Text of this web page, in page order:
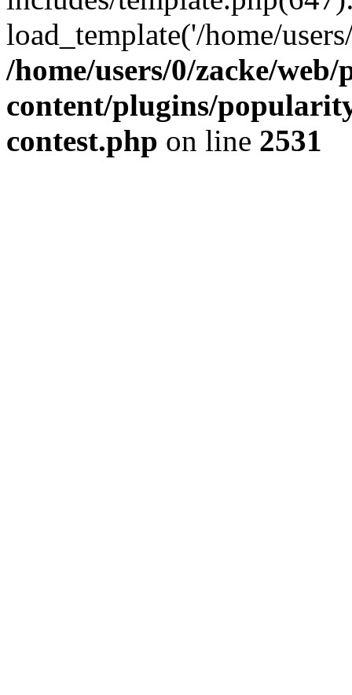
load_template('/home/
/home/users/0/zacke/
content/plugins/
contest.php on line 2531